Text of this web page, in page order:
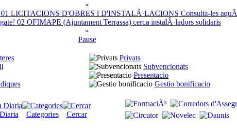
«
01 LICITACIONS D'OBRES I D'INSTALÂ·LACIONS Consulta-les aquÃ­
02 OFIMAPE (Ajuntament Terrassa) cerca instalÂ·ladors solidaris
»
Pause
Privats
Subvencionats
Presentacio
Gestio bonificacio
Categories Cercar